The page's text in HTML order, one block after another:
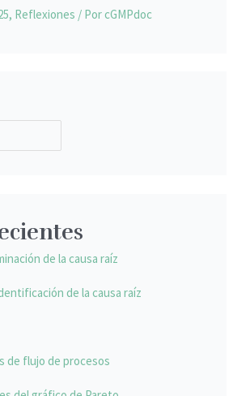
, Reflexiones / PorcGMPdoc
de la causa raíz
de la causa raíz
de flujo de procesos